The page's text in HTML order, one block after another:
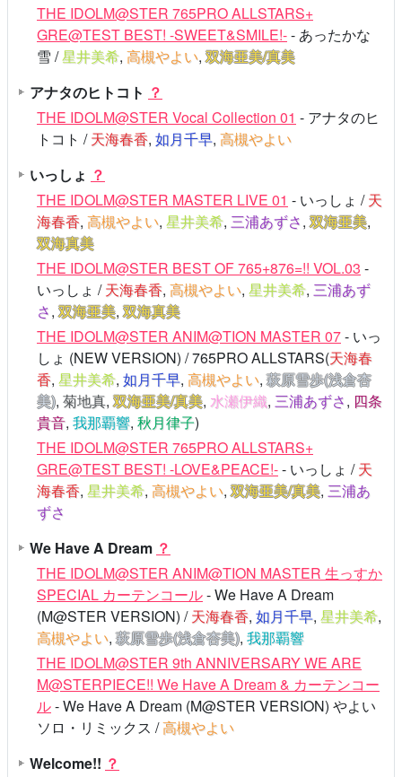
THE IDOLM@STER 765PRO ALLSTARS+
GRE@TEST BEST! -SWEET&SMILE!-- あったかな
雪 /星井美希, 高槻やよい,双海亜美/真美
アナタのヒトコト ？
THE IDOLM@STER Vocal Collection 01 - アナタのヒ
トコト /天海春香, 如月千早, 高槻やよい
いっしょ ？
THE IDOLM@STER MASTER LIVE 01 - いっしょ /天
海春香, 高槻やよい, 星井美希, 三浦あずさ,双海亜美,
双海真美
THE IDOLM@STER BEST OF 765+876=!! VOL.03 -
いっしょ /天海春香, 高槻やよい, 星井美希, 三浦あず
さ,双海亜美,双海真美
THE IDOLM@STER ANIM@TION MASTER 07- いっ
しょ (NEW VERSION) / 765PRO ALLSTARS(天海春
香, 星井美希, 如月千早, 高槻やよい,萩原雪歩(浅倉杏
美), 菊地真,双海亜美/真美, 水瀬伊織, 三浦あずさ, 四条
貴音, 我那覇響, 秋月律子)
THE IDOLM@STER 765PRO ALLSTARS+
GRE@TEST BEST! -LOVE&PEACE!-- いっしょ /天
海春香, 星井美希, 高槻やよい,双海亜美/真美, 三浦あ
ずさ
We Have A Dream ？
THE IDOLM@STER ANIM@TION MASTER 生っすか
SPECIAL カーテンコール- We Have A Dream
(M@STER VERSION) /天海春香, 如月千早, 星井美希,
高槻やよい,萩原雪歩(浅倉杏美), 我那覇響
THE IDOLM@STER 9th ANNIVERSARY WE ARE
M@STERPIECE!! We Have A Dream & カーテンコー
ル- We Have A Dream (M@STER VERSION) やよい
ソロ・リミックス /高槻やよい
Welcome!! ？